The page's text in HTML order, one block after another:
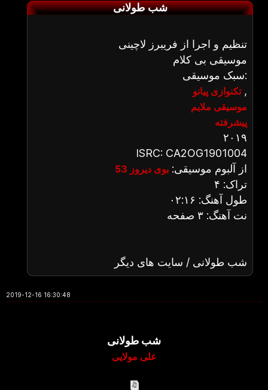
شب طولانی
تنظیم و اجرا از فریبرز لاچینی
موسیقی بی کلام
سبک موسیقی:
تکنوازی پیانو,
موسیقی ملایم
پیشرفته
۲۰۱۹
ISRC: CA2OG1901004
از آلبوم موسیقی: بوی دیروز 53
تراک: ۴
طول آهنگ: ۰۲:۱۶
نت آهنگ: ۳ صفحه
شب طولانی / سایت های دیگر
2019-12-16 16:30:48
شب طولانی
علی مولایی